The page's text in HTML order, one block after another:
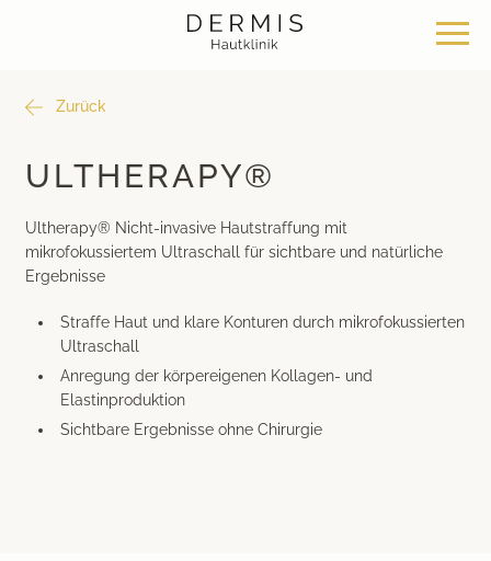
Zurück
ULTHERAPY®
Ultherapy® Nicht-invasive Hautstraffung mit
mikrofokussiertem Ultraschall für sichtbare und natürliche
Ergebnisse
Straffe Haut und klare Konturen durch mikrofokussierten
Ultraschall
Anregung der körpereigenen Kollagen- und
Elastinproduktion
Sichtbare Ergebnisse ohne Chirurgie
Klassische Dermatologie
Ästhetische Dermatologie
Ästhetische Chirurgie
Hautklinik Zürich Bülach
Hautklinik Zürich Bachenbülach
Hautklinik Bad Ragaz
News & Wissen
Team
Bei uns arbeiten